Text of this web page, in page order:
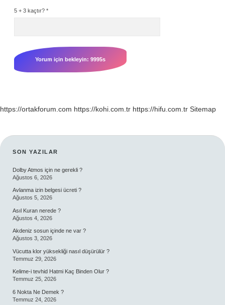
5 + 3 kaçtır? *
https://ortakforum.com https://kohi.com.tr https://hifu.com.tr Sitemap
SIDEBAR
SON YAZILAR
Dolby Atmos için ne gerekli ?
Ağustos 6, 2026
Avlanma izin belgesi ücreti ?
Ağustos 5, 2026
Asıl Kuran nerede ?
Ağustos 4, 2026
Akdeniz sosun içinde ne var ?
Ağustos 3, 2026
Vücutta klor yüksekliği nasıl düşürülür ?
Temmuz 29, 2026
Kelime-i tevhid Hatmi Kaç Binden Olur ?
Temmuz 25, 2026
6 Nokta Ne Demek ?
Temmuz 24, 2026